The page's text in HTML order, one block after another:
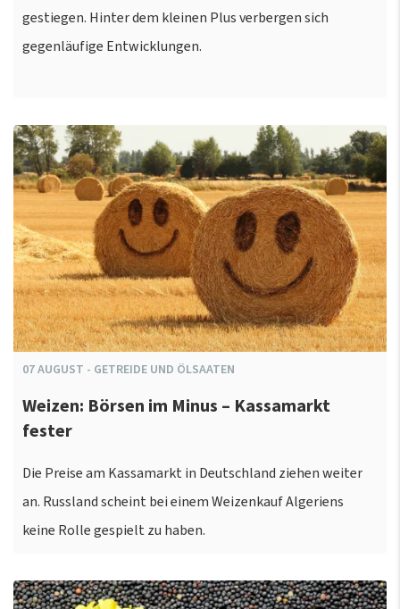
gestiegen. Hinter dem kleinen Plus verbergen sich
gegenläufige Entwicklungen.
07AUGUST - GETREIDE UND ÖLSAATEN
Weizen: Börsen im Minus – Kassamarkt
fester
Die Preise am Kassamarkt in Deutschland ziehen weiter
an. Russland scheint bei einem Weizenkauf Algeriens
keine Rolle gespielt zu haben.